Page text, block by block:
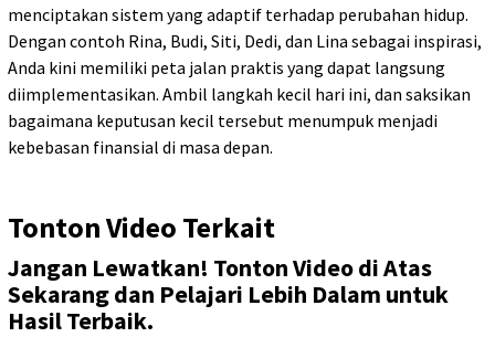
menciptakan sistem yang adaptif terhadap perubahan hidup.
Dengan contoh Rina, Budi, Siti, Dedi, dan Lina sebagai inspirasi,
Anda kini memiliki peta jalan praktis yang dapat langsung
diimplementasikan. Ambil langkah kecil hari ini, dan saksikan
bagaimana keputusan kecil tersebut menumpuk menjadi
kebebasan finansial di masa depan.
Tonton Video Terkait
Jangan Lewatkan! Tonton Video di Atas
Sekarang dan Pelajari Lebih Dalam untuk
Hasil Terbaik.